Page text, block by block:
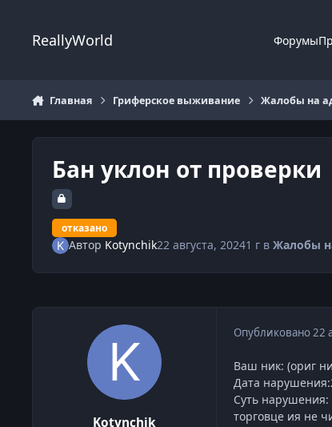
ReallyWorld Форумы
Главная Гриферское выживание Жалобы на
Бан уклон от проверки
отказано
Автор Kotynchik22 августа, 20241 гв Жалобы
Kotynchik
Опубликовано22
Ваш ник: (ориг
Дата
Суть нарушения:
торговце ия не